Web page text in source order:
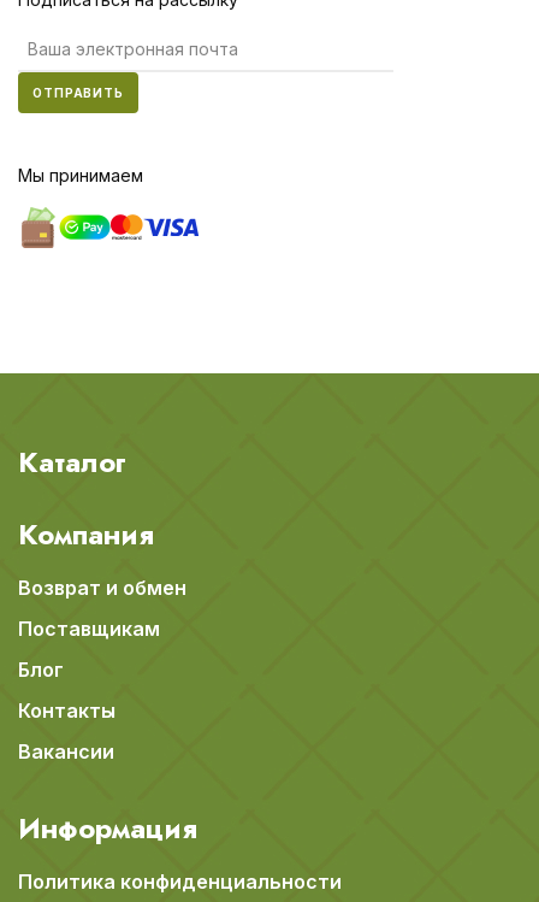
ОТПРАВИТЬ
Мы принимаем
Каталог
Компания
Возврат и обмен
Поставщикам
Блог
Контакты
Вакансии
Информация
Политика конфиденциальности